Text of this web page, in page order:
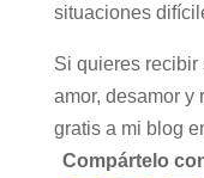
situaciones
Si quieres
amor, desamor y
gratis a mi blog
Compártelo